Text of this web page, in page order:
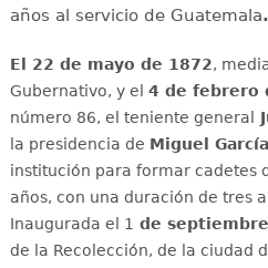
años al servicio de Guatemala.
El 22 de mayo de 1872,
Gubernativo, y el 4 de febrero
número 86, el teniente general
la presidencia de Miguel
institución para formar cadetes
años, con una duración de tres
Inaugurada el 1 de
de la Recolección, de la ciudad